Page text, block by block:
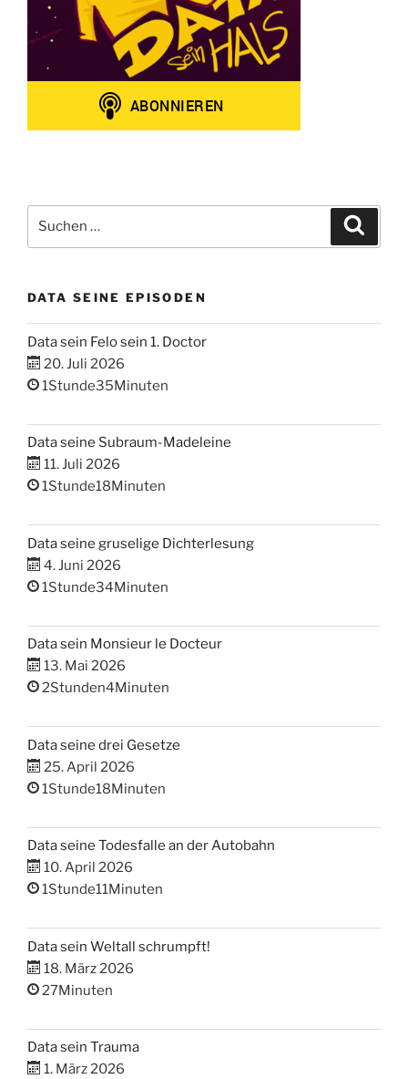
nach:
DATA SEINE EPISODEN
Data sein Felo sein 1. Doctor
20. Juli 2026
1Stunde35Minuten
Data seine Subraum-Madeleine
11. Juli 2026
1Stunde18Minuten
Data seine gruselige Dichterlesung
4. Juni 2026
1Stunde34Minuten
Data sein Monsieur le Docteur
13. Mai 2026
2Stunden4Minuten
Data seine drei Gesetze
25. April 2026
1Stunde18Minuten
Data seine Todesfalle an der Autobahn
10. April 2026
1Stunde11Minuten
Data sein Weltall schrumpft!
18. März 2026
27Minuten
Data sein Trauma
1. März 2026